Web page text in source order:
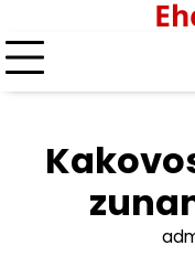
to
content